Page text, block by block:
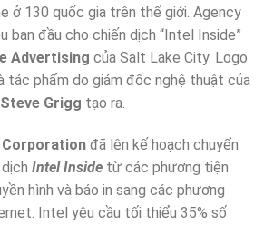
ở 130 quốc gia trên thế giới. Agency
ban đầu cho chiến dịch “Intel Inside”
Advertising của Salt Lake City. Logo
tác phẩm do giám đốc nghệ thuật của
Steve Grigg tạo ra.
Corporation đã lên kế hoạch chuyển
Intel Inside từ các phương tiện
hình và báo in sang các phương
Intel yêu cầu tối thiểu 35% số